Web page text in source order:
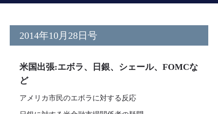
2014年10月28日号
米国出張:エボラ、日銀、シェール、FOMCな
ど
アメリカ市民のエボラに対する反応